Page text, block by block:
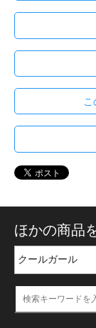
こ
ほかの商品